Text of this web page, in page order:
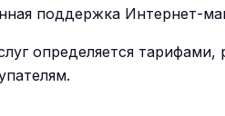
поддержка Интернет-
определяется